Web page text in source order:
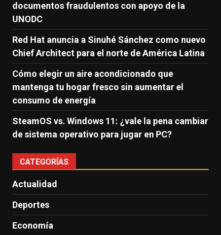
documentos fraudulentos con apoyo de la
UNODC
Red Hat anuncia a Sinuhé Sánchez como nuevo
Chief Architect para el norte de América Latina
Cómo elegir un aire acondicionado que
mantenga tu hogar fresco sin aumentar el
consumo de energía
SteamOS vs. Windows 11: ¿vale la pena cambiar
de sistema operativo para jugar en PC?
CATEGORÍAS
Actualidad
Deportes
Economía